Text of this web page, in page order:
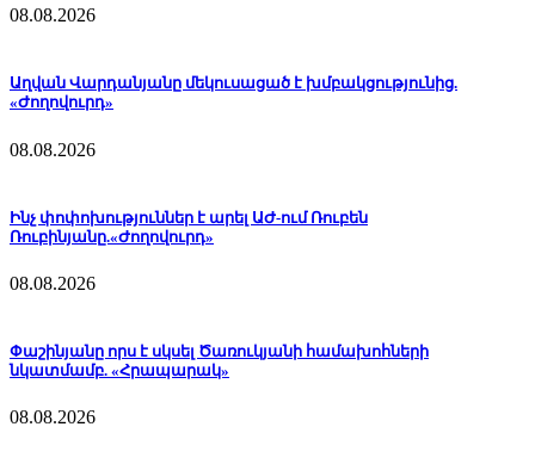
08.08.2026
Աղվան Վարդանյանը մեկուսացած է խմբակցությունից.
«Ժողովուրդ»
08.08.2026
Ինչ փոփոխություններ է արել ԱԺ-ում Ռուբեն
Ռուբինյանը.«Ժողովուրդ»
08.08.2026
Փաշինյանը որս է սկսել Ծառուկյանի համախոհների
նկատմամբ. «Հրապարակ»
08.08.2026